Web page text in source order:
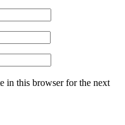
in this browser for the next